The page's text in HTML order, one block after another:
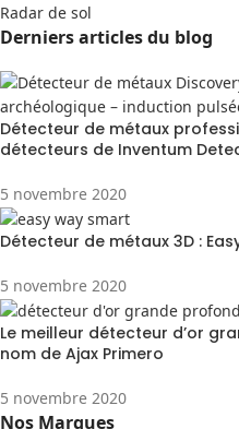
Radar de sol
Derniers articles du blog
Détecteur de métaux
détecteurs de Inventum
5 novembre 2020
Détecteur de métaux 3D :
5 novembre 2020
Le meilleur détecteur d’or
nom de Ajax Primero
5 novembre 2020
Nos Marques